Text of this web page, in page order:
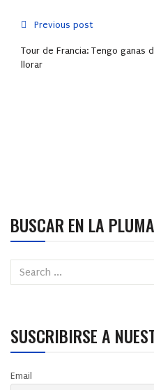
Previous post
Tour de Francia: Tengo ganas
llorar
BUSCAR EN LA PLUMA
SUSCRIBIRSE A
Email